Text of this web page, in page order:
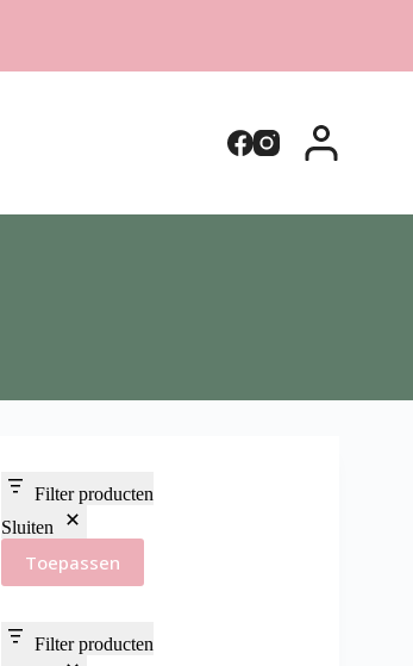
Filter producten
Sluiten
Toepassen
Filter producten